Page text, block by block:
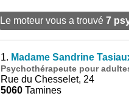
Le moteur vous a trouvé 7
1. Madame Sandrine
Psychothérapeute pour
Rue du Chesselet, 24
5060Tamines